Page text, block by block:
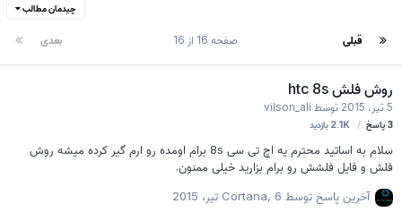
چیدمان مطالب
قبلی بعدی صفحه 16 از 16
روش فلش htc 8s
5 تیر، 2015 توسطvilson_ali
3پاسخ 2.1Kبازدید
سلام به اساتید محترم یه اچ تی سی 8s برام اومده رو ارم گیر کرده میشه روش
فلش و فایل فلشش رو برام بزارید خیلی ممنون.
آخرین پاسخ توسط Cortana ,6 تیر، 2015